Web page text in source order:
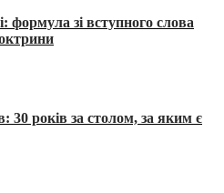
формула зі вступного слова
30 років за столом, за яким є